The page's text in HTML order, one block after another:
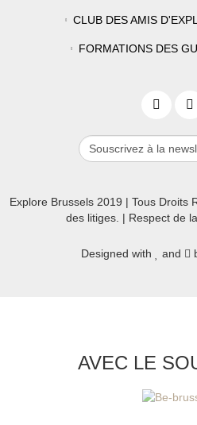
CLUB DES AMIS
FORMATIONS DES
Explore Brussels 2019 | Tous Droits
des litiges. | Respect de
Designed with and
AVEC LE